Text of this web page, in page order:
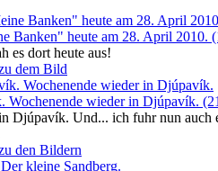
Banken" heute am 28. April 2010.
es dort heute aus!
dem Bild
Wochenende wieder in Djúpavík.
Djúpavík. Und... ich fuhr nun auch
den Bildern